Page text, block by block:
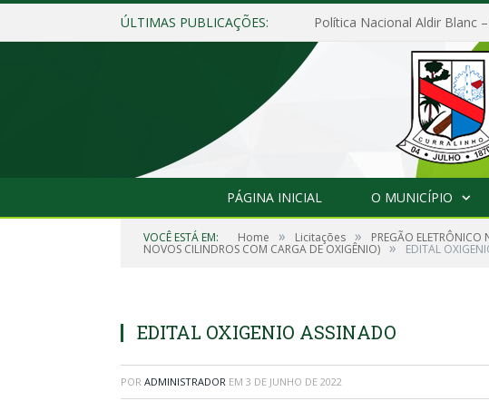
ÚLTIMAS PUBLICAÇÕES: Política Nacional Aldir Blanc
PÁGINA INICIAL O MUNICÍPIO
VOCÊ ESTÁ EM: Home » Licitações » PREGÃO ELETRÔNICO
NOVOS CILINDROS COM CARGA DE OXIGÊNIO) » EDITAL
EDITAL OXIGENIO ASSINADO
POR ADMINISTRADOR EM 3 DE JUNHO DE 2022